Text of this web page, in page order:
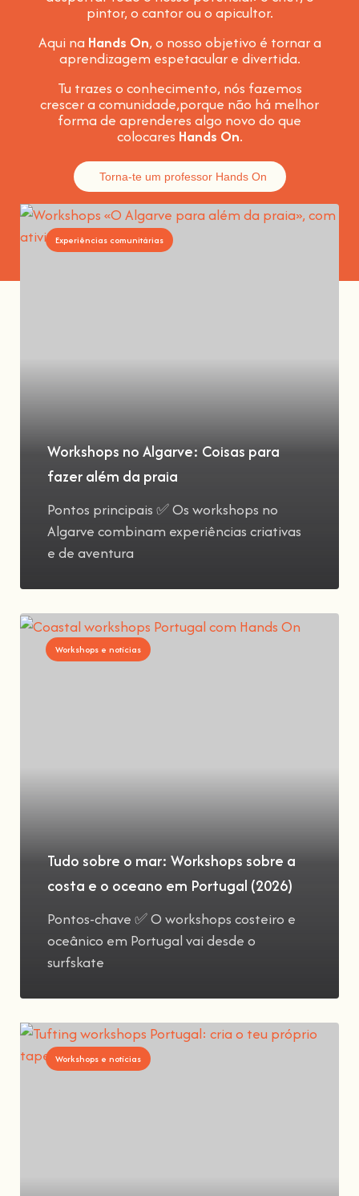
pintor, o cantor ou o apicultor.
Aqui na Hands On, o nosso objetivo é tornar a
aprendizagem espetacular e divertida.
Tu trazes o conhecimento, nós fazemos
crescer a comunidade,porque não há melhor
forma de aprenderes algo novo do que
colocares Hands On.
Torna-te um professor Hands On
Experiências comunitárias
Workshops no Algarve: Coisas para
fazer além da praia
Pontos principais ✅ Os workshops no
Algarve combinam experiências criativas
e de aventura
Workshops e notícias
Tudo sobre o mar: Workshops sobre a
costa e o oceano em Portugal (2026)
Pontos-chave ✅ O workshops costeiro e
oceânico em Portugal vai desde o
surfskate
Workshops e notícias